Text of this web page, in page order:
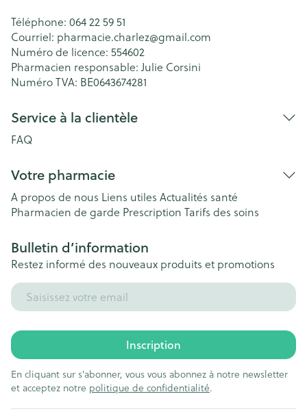
Téléphone: 064 22 59 51
Courriel: pharmacie.charlez@gmail.com
Numéro de licence: 554602
Pharmacien responsable: Julie Corsini
Numéro TVA: BE0643674281
Service à la clientèle
FAQ
Votre pharmacie
A propos de nous Liens utiles Actualités santé
Pharmacien de garde Prescription Tarifs des soins
Bulletin d’information
Restez informé des nouveaux produits et promotions
Adresse mail
Inscription
En cliquant sur s'abonner, vous vous abonnez à notre newsletter
et acceptez notre politique de confidentialité.